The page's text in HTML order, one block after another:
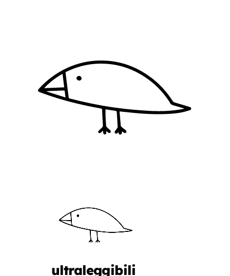
ultraleggibili